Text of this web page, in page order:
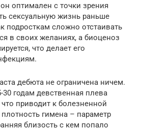
оптимален с точки зрения
сексуальную жизнь раньше
подросткам сложно отстаивать
в своих желаниях, а биоценоз
что делает его
дебюта не ограничена ничем.
30 годам девственная плева
что приводит к болезненной
гимена – параметр
близость с кем попало